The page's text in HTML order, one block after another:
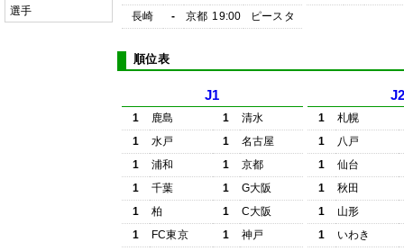
選手
長崎
- 京都 19:00 ピースタ
順位表
J1
1 鹿島 1
清水
1
水戸 1
名古屋
1
浦和 1
京都
1
千葉 1
G大阪
1
柏 1
C大阪
1
FC東京 1
神戸
1
札幌
1
八戸
1
仙台
1
秋田
1
山形
1
いわき